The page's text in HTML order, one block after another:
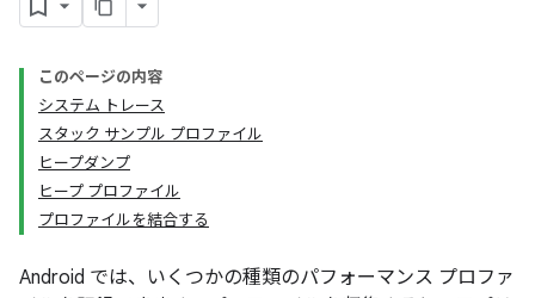
このページの内容
システム トレース
スタック サンプル プロファイル
ヒープダンプ
ヒープ プロファイル
プロファイルを結合する
Android では、いくつかの種類のパフォーマンス プロファ